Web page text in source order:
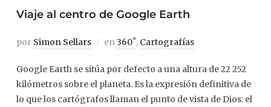
Viaje al centro de Google Earth
por Simon Sellars en360˚, Cartografías
Google Earth se sitúa por defecto a una altura de 22 252
kilómetros sobre el planeta. Es la expresión definitiva de
lo que los cartógrafos llaman el punto de vista de Dios: el